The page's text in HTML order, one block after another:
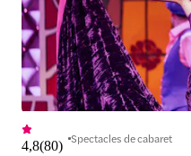
4,8(80) Spectacles de cabaret